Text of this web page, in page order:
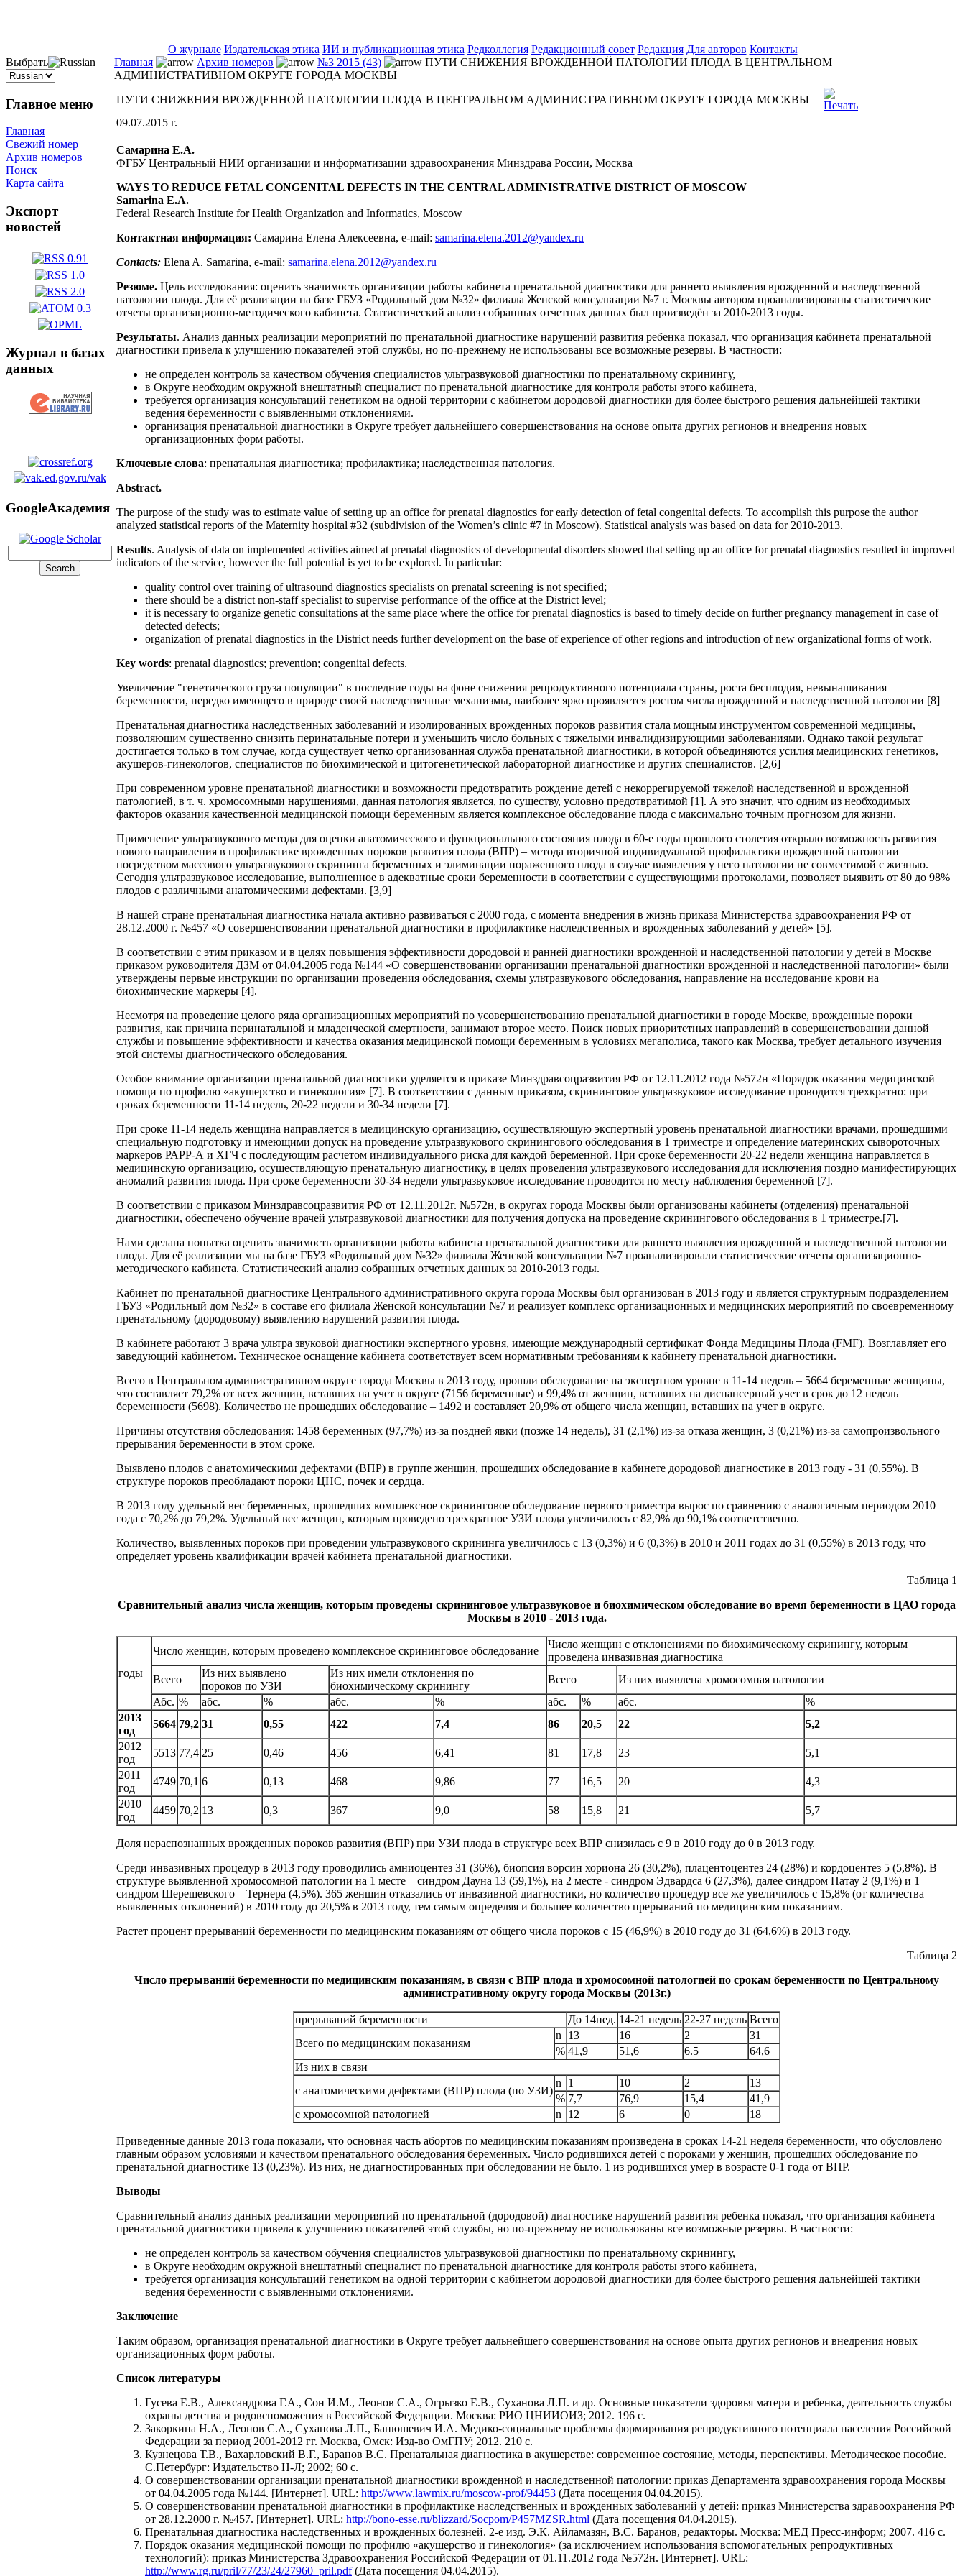
О журнале Издательская этика ИИ и публикационная этика Редколлегия Редакционный совет Редакция Для авторов Контакты
Выбрать
Главное меню
Главная
Свежий номер
Архив номеров
Поиск
Карта сайта
Экспорт
новостей
Журнал в базах
данных
GoogleАкадемия
Главная Архив номеров №3 2015 (43)
ПУТИ СНИЖЕНИЯ ВРОЖДЕННОЙ ПАТОЛОГИИ ПЛОДА В ЦЕНТРАЛЬНОМ
АДМИНИСТРАТИВНОМ ОКРУГЕ ГОРОДА МОСКВЫ
ПУТИ СНИЖЕНИЯ ВРОЖДЕННОЙ ПАТОЛОГИИ ПЛОДА В ЦЕНТРАЛЬНОМ АДМИНИСТРАТИВНОМ ОКРУГЕ ГОРОДА МОСКВЫ
09.07.2015 г.
Самарина Е.А.
ФГБУ Центральный НИИ организации и информатизации здравоохранения Минздрава России, Москва
WAYS TO REDUCE FETAL CONGENITAL DEFECTS IN THE CENTRAL ADMINISTRATIVE DISTRICT OF MOSCOW
Samarinа E.A.
Federal Research Institute for Health Organization and Informatics, Moscow
Контактная информация: Самарина Елена Алексеевна, e-mail: samarina.elena.2012@yandex.ru
Contacts: Elena A. Samarina, e-mail: samarina.elena.2012@yandex.ru
Резюме. Цель исследования: оценить значимость организации работы кабинета пренатальной диагностики для раннего выявления врожденной и наследственной
патологии плода. Для её реализации на базе ГБУЗ «Родильный дом №32» филиала Женской консультации №7 г. Москвы автором проанализированы статистические
отчеты организационно-методического кабинета. Статистический анализ собранных отчетных данных был произведён за 2010-2013 годы.
Результаты. Анализ данных реализации мероприятий по пренатальной диагностике нарушений развития ребенка показал, что организация кабинета пренатальной
диагностики привела к улучшению показателей этой службы, но по-прежнему не использованы все возможные резервы. В частности:
не определен контроль за качеством обучения специалистов ультразвуковой диагностики по пренатальному скринингу,
в Округе необходим окружной внештатный специалист по пренатальной диагностике для контроля работы этого кабинета,
требуется организация консультаций генетиком на одной территории с кабинетом дородовой диагностики для более быстрого решения дальнейшей тактики
ведения беременности с выявленными отклонениями.
организация пренатальной диагностики в Округе требует дальнейшего совершенствования на основе опыта других регионов и внедрения новых
организационных форм работы.
Ключевые слова: пренатальная диагностика; профилактика; наследственная патология.
Abstract.
The purpose of the study was to estimate value of setting up an office for prenatal diagnostics for early detection of fetal congenital defects. To accomplish this purpose the author
analyzed statistical reports of the Maternity hospital #32 (subdivision of the Women’s clinic #7 in Moscow). Statistical analysis was based on data for 2010-2013.
Results. Analysis of data on implemented activities aimed at prenatal diagnostics of developmental disorders showed that setting up an office for prenatal diagnostics resulted in improved
indicators of the service, however the full potential is yet to be explored. In particular:
quality control over training of ultrasound diagnostics specialists on prenatal screening is not specified;
there should be a district non-staff specialist to supervise performance of the office at the District level;
it is necessary to organize genetic consultations at the same place where the office for prenatal diagnostics is based to timely decide on further pregnancy management in case of
detected defects;
organization of prenatal diagnostics in the District needs further development on the base of experience of other regions and introduction of new organizational forms of work.
Key words: prenatal diagnostics; prevention; congenital defects.
Увеличение "генетического груза популяции" в последние годы на фоне снижения репродуктивного потенциала страны, роста бесплодия, невынашивания
беременности, нередко имеющего в природе своей наследственные механизмы, наиболее ярко проявляется ростом числа врожденной и наследственной патологии [8]
Пренатальная диагностика наследственных заболеваний и изолированных врожденных пороков развития стала мощным инструментом современной медицины,
позволяющим существенно снизить перинатальные потери и уменьшить число больных с тяжелыми инвалидизирующими заболеваниями. Однако такой результат
достигается только в том случае, когда существует четко организованная служба пренатальной диагностики, в которой объединяются усилия медицинских генетиков,
акушеров-гинекологов, специалистов по биохимической и цитогенетической лабораторной диагностике и других специалистов. [2,6]
При современном уровне пренатальной диагностики и возможности предотвратить рождение детей с некоррегируемой тяжелой наследственной и врожденной
патологией, в т. ч. хромосомными нарушениями, данная патология является, по существу, условно предотвратимой [1]. А это значит, что одним из необходимых
факторов оказания качественной медицинской помощи беременным является комплексное обследование плода с максимально точным прогнозом для жизни.
Применение ультразвукового метода для оценки анатомического и функционального состояния плода в 60-е годы прошлого столетия открыло возможность развития
нового направления в профилактике врожденных пороков развития плода (ВПР) – метода вторичной индивидуальной профилактики врожденной патологии
посредством массового ультразвукового скрининга беременных и элиминации пораженного плода в случае выявления у него патологии не совместимой с жизнью.
Сегодня ультразвуковое исследование, выполненное в адекватные сроки беременности в соответствии с существующими протоколами, позволяет выявить от 80 до 98%
плодов с различными анатомическими дефектами. [3,9]
В нашей стране пренатальная диагностика начала активно развиваться с 2000 года, с момента внедрения в жизнь приказа Министерства здравоохранения РФ от
28.12.2000 г. №457 «О совершенствовании пренатальной диагностики в профилактике наследственных и врожденных заболеваний у детей» [5].
В соответствии с этим приказом и в целях повышения эффективности дородовой и ранней диагностики врожденной и наследственной патологии у детей в Москве
приказом руководителя ДЗМ от 04.04.2005 года №144 «О совершенствовании организации пренатальной диагностики врожденной и наследственной патологии» были
утверждены первые инструкции по организации проведения обследования, схемы ультразвукового обследования, направление на исследование крови на
биохимические маркеры [4].
Несмотря на проведение целого ряда организационных мероприятий по усовершенствованию пренатальной диагностики в городе Москве, врожденные пороки
развития, как причина перинатальной и младенческой смертности, занимают второе место. Поиск новых приоритетных направлений в совершенствовании данной
службы и повышение эффективности и качества оказания медицинской помощи беременным в условиях мегаполиса, такого как Москва, требует детального изучения
этой системы диагностического обследования.
Особое внимание организации пренатальной диагностики уделяется в приказе Минздравсоцразвития РФ от 12.11.2012 года №572н «Порядок оказания медицинской
помощи по профилю «акушерство и гинекология» [7]. В соответствии с данным приказом, скрининговое ультразвуковое исследование проводится трехкратно: при
сроках беременности 11-14 недель, 20-22 недели и 30-34 недели [7].
При сроке 11-14 недель женщина направляется в медицинскую организацию, осуществляющую экспертный уровень пренатальной диагностики врачами, прошедшими
специальную подготовку и имеющими допуск на проведение ультразвукового скринингового обследования в 1 триместре и определение материнских сывороточных
маркеров РАРР-А и ХГЧ с последующим расчетом индивидуального риска для каждой беременной. При сроке беременности 20-22 недели женщина направляется в
медицинскую организацию, осуществляющую пренатальную диагностику, в целях проведения ультразвукового исследования для исключения поздно манифестирующих
аномалий развития плода. При сроке беременности 30-34 недели ультразвуковое исследование проводится по месту наблюдения беременной [7].
В соответствии с приказом Минздравсоцразвития РФ от 12.11.2012г. №572н, в округах города Москвы были организованы кабинеты (отделения) пренатальной
диагностики, обеспечено обучение врачей ультразвуковой диагностики для получения допуска на проведение скринингового обследования в 1 триместре.[7].
Нами сделана попытка оценить значимость организации работы кабинета пренатальной диагностики для раннего выявления врожденной и наследственной патологии
плода. Для её реализации мы на базе ГБУЗ «Родильный дом №32» филиала Женской консультации №7 проанализировали статистические отчеты организационно-
методического кабинета. Статистический анализ собранных отчетных данных за 2010-2013 годы.
Кабинет по пренатальной диагностике Центрального административного округа города Москвы был организован в 2013 году и является структурным подразделением
ГБУЗ «Родильный дом №32» в составе его филиала Женской консультации №7 и реализует комплекс организационных и медицинских мероприятий по своевременному
пренатальному (дородовому) выявлению нарушений развития плода.
В кабинете работают 3 врача ультра звуковой диагностики экспертного уровня, имеющие международный сертификат Фонда Медицины Плода (FMF). Возглавляет его
заведующий кабинетом. Техническое оснащение кабинета соответствует всем нормативным требованиям к кабинету пренатальной диагностики.
Всего в Центральном административном округе города Москвы в 2013 году, прошли обследование на экспертном уровне в 11-14 недель – 5664 беременные женщины,
что составляет 79,2% от всех женщин, вставших на учет в округе (7156 беременные) и 99,4% от женщин, вставших на диспансерный учет в срок до 12 недель
беременности (5698). Количество не прошедших обследование – 1492 и составляет 20,9% от общего числа женщин, вставших на учет в округе.
Причины отсутствия обследования: 1458 беременных (97,7%) из-за поздней явки (позже 14 недель), 31 (2,1%) из-за отказа женщин, 3 (0,21%) из-за самопроизвольного
прерывания беременности в этом сроке.
Выявлено плодов с анатомическими дефектами (ВПР) в группе женщин, прошедших обследование в кабинете дородовой диагностике в 2013 году - 31 (0,55%). В
структуре пороков преобладают пороки ЦНС, почек и сердца.
В 2013 году удельный вес беременных, прошедших комплексное скрининговое обследование первого триместра вырос по сравнению с аналогичным периодом 2010
года с 70,2% до 79,2%. Удельный вес женщин, которым проведено трехкратное УЗИ плода увеличилось с 82,9% до 90,1% соответственно.
Количество, выявленных пороков при проведении ультразвукового скрининга увеличилось с 13 (0,3%) и 6 (0,3%) в 2010 и 2011 годах до 31 (0,55%) в 2013 году, что
определяет уровень квалификации врачей кабинета пренатальной диагностики.
Таблица 1
Сравнительный анализ числа женщин, которым проведены скрининговое ультразвуковое и биохимическом обследование во время беременности в ЦАО города
Москвы в 2010 - 2013 года.
годы
Число женщин, которым проведено комплексное скрининговое обследование
Число женщин с отклонениями по биохимическому скринингу, которым
проведена инвазивная диагностика
Всего
Из них выявлено
пороков по УЗИ
Из них имели отклонения по
биохимическому скринингу
Всего
Из них выявлена хромосомная патологии
Абс. % абс. % абс. % абс. % абс.
%
2013
год
5664 79,2 31 0,55 422 7,4 86 20,5 22
5,2
2012
год
5513 77,4 25 0,46 456 6,41 81 17,8 23
5,1
2011
год
4749 70,1 6 0,13 468 9,86 77 16,5 20
4,3
2010
год
4459 70,2 13 0,3 367 9,0 58 15,8 21 5,7
Доля нераспознанных врожденных пороков развития (ВПР) при УЗИ плода в структуре всех ВПР снизилась с 9 в 2010 году до 0 в 2013 году.
Среди инвазивных процедур в 2013 году проводились амниоцентез 31 (36%), биопсия ворсин хориона 26 (30,2%), плацентоцентез 24 (28%) и кордоцентез 5 (5,8%). В
структуре выявленной хромосомной патологии на 1 месте – синдром Дауна 13 (59,1%), на 2 месте - синдром Эдвардса 6 (27,3%), далее синдром Патау 2 (9,1%) и 1
синдром Шерешевского – Тернера (4,5%). 365 женщин отказались от инвазивной диагностики, но количество процедур все же увеличилось с 15,8% (от количества
выявленных отклонений) в 2010 году до 20,5% в 2013 году, тем самым определяя и большее количество прерываний по медицинским показаниям.
Растет процент прерываний беременности по медицинским показаниям от общего числа пороков с 15 (46,9%) в 2010 году до 31 (64,6%) в 2013 году.
Таблица 2
Число прерываний беременности по медицинским показаниям, в связи с ВПР плода и хромосомной патологией по срокам беременности по Центральному
административному округу города Москвы (2013г.)
прерываний беременности До 14нед. 14-21 недель 22-27 недель Всего
Всего по медицинским показаниям
n 13 16 2
31
% 41,9 51,6 6.5
64,6
Из них в связи
с анатомическими дефектами (ВПР) плода (по УЗИ)
n 1 10 2
13
% 7,7 76,9 15,4
41,9
с хромосомной патологией
n 12 6 0 18
Приведенные данные 2013 года показали, что основная часть абортов по медицинским показаниям произведена в сроках 14-21 неделя беременности, что обусловлено
главным образом условиями и качеством пренатального обследования беременных. Число родившихся детей с пороками у женщин, прошедших обследование по
пренатальной диагностике 13 (0,23%). Из них, не диагностированных при обследовании не было. 1 из родившихся умер в возрасте 0-1 года от ВПР.
Выводы
Сравнительный анализ данных реализации мероприятий по пренатальной (дородовой) диагностике нарушений развития ребенка показал, что организация кабинета
пренатальной диагностики привела к улучшению показателей этой службы, но по-прежнему не использованы все возможные резервы. В частности:
не определен контроль за качеством обучения специалистов ультразвуковой диагностики по пренатальному скринингу,
в Округе необходим окружной внештатный специалист по пренатальной диагностике для контроля работы этого кабинета,
требуется организация консультаций генетиком на одной территории с кабинетом дородовой диагностики для более быстрого решения дальнейшей тактики
ведения беременности с выявленными отклонениями.
Заключение
Таким образом, организация пренатальной диагностики в Округе требует дальнейшего совершенствования на основе опыта других регионов и внедрения новых
организационных форм работы.
Список литературы
Гусева Е.В., Александрова Г.А., Сон И.М., Леонов С.А., Огрызко Е.В., Суханова Л.П. и др. Основные показатели здоровья матери и ребенка, деятельность службы
охраны детства и родовспоможения в Российской Федерации. Москва: РИО ЦНИИОИЗ; 2012. 196 с.
Закоркина Н.А., Леонов С.А., Суханова Л.П., Банюшевич И.А. Медико-социальные проблемы формирования репродуктивного потенциала населения Российской
Федерации за период 2001-2012 гг. Москва, Омск: Изд-во ОмГПУ; 2012. 210 с.
Кузнецова Т.В., Вахарловский В.Г., Баранов В.С. Пренатальная диагностика в акушерстве: современное состояние, методы, перспективы. Методическое пособие.
С.Петербург: Издательство Н-Л; 2002; 60 с.
О совершенствовании организации пренатальной диагностики врожденной и наследственной патологии: приказ Департамента здравоохранения города Москвы
от 04.04.2005 года №144. [Интернет]. URL: http://www.lawmix.ru/moscow-prof/94453 (Дата посещения 04.04.2015).
О совершенствовании пренатальной диагностики в профилактике наследственных и врожденных заболеваний у детей: приказ Министерства здравоохранения РФ
от 28.12.2000 г. №457. [Интернет]. URL: http://bono-esse.ru/blizzard/Socpom/P457MZSR.html (Дата посещения 04.04.2015).
Пренатальная диагностика наследственных и врожденных болезней. 2-е изд. Э.К. Айламазян, В.С. Баранов, редакторы. Москва: МЕД Пресс-информ; 2007. 416 с.
Порядок оказания медицинской помощи по профилю «акушерство и гинекология» (за исключением использования вспомогательных репродуктивных
технологий): приказ Министерства Здравоохранения Российской Федерации от 01.11.2012 года №572н. [Интернет]. URL:
http://www.rg.ru/pril/77/23/24/27960_pril.pdf(Дата посещения 04.04.2015).